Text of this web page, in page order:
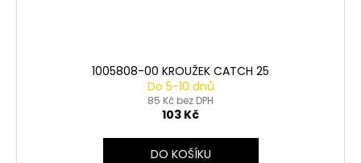
1005808-00 KROUŽEK CATCH 25
Do 5-10 dnů
85 Kč bez DPH
103 Kč
DO KOŠÍKU